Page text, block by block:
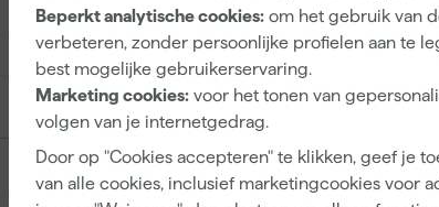
Beperkt analytische cookies: om het gebruik van
verbeteren, zonder persoonlijke profielen aan te
best mogelijke gebruikerservaring.
Marketing cookies: voor het tonen van
volgen van je internetgedrag.
Door op "Cookies accepteren" te klikken, geef je
van alle cookies, inclusief marketingcookies voor